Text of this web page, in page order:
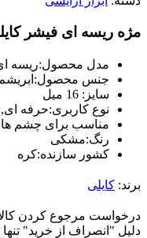
مژه ریسه ای فیشر کایلی
مدل محصول:ریسه
جنس محصول: ابریشم
سایز: 16 میل
نوع کاربری:حرفه
مناسب برای چشم
رنگ:مشکی
کشور سازنده:کره
برند: کایلی
درخواست مرجوع کردن
دلیل "انصراف از خرید"